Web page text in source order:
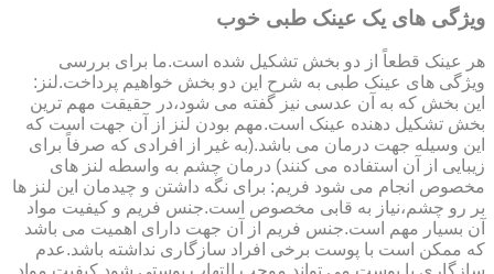
ویژگی های یک عینک طبی خوب
هر عینک قطعاً از دو بخش تشکیل شده است.ما برای بررسی
ویژگی های عینک طبی به شرح این دو بخش خواهیم پرداخت.لنز:
این بخش که به آن عدسی نیز گفته می شود،در حقیقت مهم ترین
بخش تشکیل دهنده عینک است.مهم بودن لنز از آن جهت است که
این وسیله جهت درمان می باشد.(به غیر از افرادی که صرفاً برای
زیبایی از آن استفاده می کنند) درمان چشم به واسطه لنز های
مخصوص انجام می شود فریم: برای نگه داشتن و چیدمان این لنز ها
بر رو چشم،نیاز به قابی مخصوص است.جنس فریم و کیفیت مواد
آن بسیار مهم است.جنس فریم از آن جهت دارای اهمیت می باشد
که ممکن است با پوست برخی افراد سازگاری نداشته باشد.عدم